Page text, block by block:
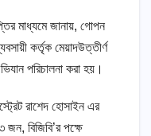
মাধ্যমে জানায়, গোপন
কর্তৃক মেয়াদউত্তীর্ণ
পরিচালনা করা হয়।
রাশেদ হোসাইন এর
জন, বিজিবি’র পক্ষে